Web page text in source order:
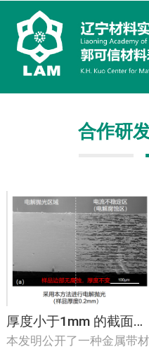
合作研
厚度小于1mm 的截面样品在进行电解抛光或电解腐蚀时,如何避免边部腐蚀？
本发明公开了一种金属带材